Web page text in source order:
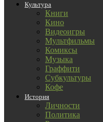
Культура
Книги
Кино
Видеоигры
Мультфильмы
Комиксы
Музыка
Граффити
Субкультуры
Кофе
История
Личности
Политика